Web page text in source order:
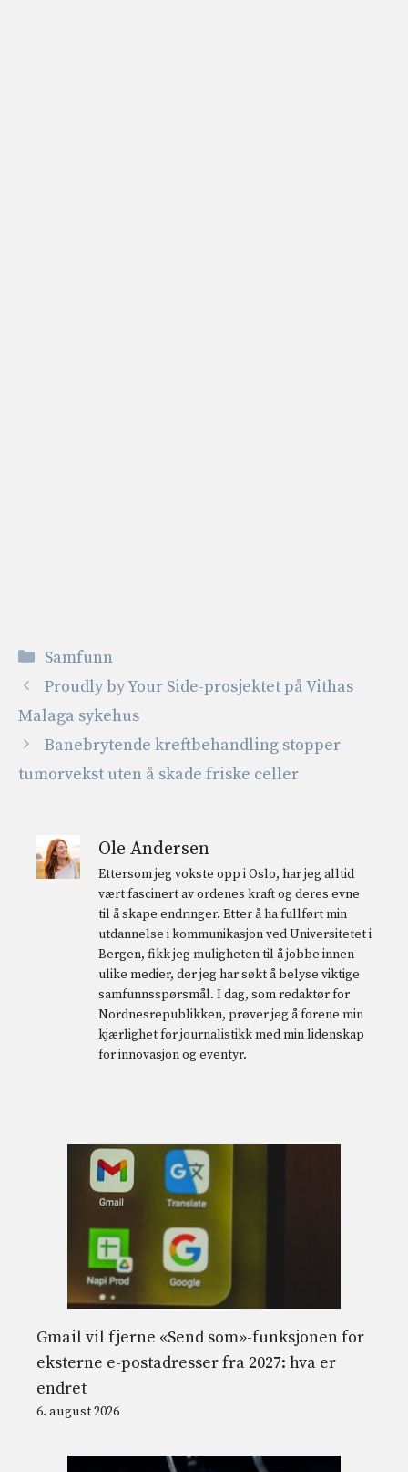
Kategorier
Samfunn
Proudly by Your Side-prosjektet på Vithas
Malaga sykehus
Banebrytende kreftbehandling stopper
tumorvekst uten å skade friske celler
Ole Andersen
Ettersom jeg vokste opp i Oslo, har jeg alltid
vært fascinert av ordenes kraft og deres evne
til å skape endringer. Etter å ha fullført min
utdannelse i kommunikasjon ved Universitetet i
Bergen, fikk jeg muligheten til å jobbe innen
ulike medier, der jeg har søkt å belyse viktige
samfunnsspørsmål. I dag, som redaktør for
Nordnesrepublikken, prøver jeg å forene min
kjærlighet for journalistikk med min lidenskap
for innovasjon og eventyr.
Gmail vil fjerne «Send som»-funksjonen for
eksterne e-postadresser fra 2027: hva er
endret
6. august 2026